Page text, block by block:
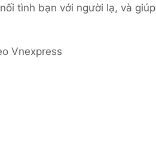
tình bạn với người lạ, và
Vnexpress